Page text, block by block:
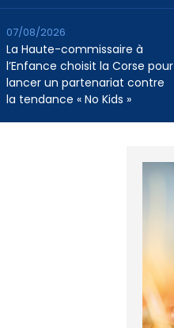
La Haute-commissaire à
l’Enfance choisit la Corse pour
lancer un partenariat contre
la tendance « No Kids »
07/08/2026